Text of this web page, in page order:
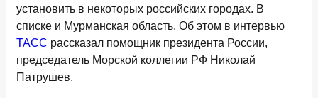
установить в некоторых российских городах. В
списке и Мурманская область. Об этом в интервью
ТАСС рассказал помощник президента России,
председатель Морской коллегии РФ Николай
Патрушев.